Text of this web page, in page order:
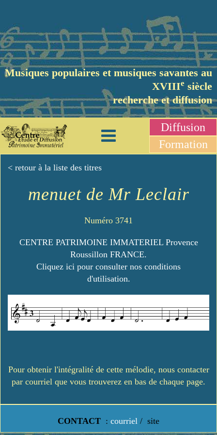
Musiques populaires et musiques savantes au
XVIIIe siècle
recherche et diffusion
Diffusion
Formation
< retour à la liste des titres
menuet de Mr Leclair
Numéro 3741
CENTRE PATRIMOINE IMMATERIEL Provence
Roussillon FRANCE.
Cliquez ici pour consulter nos conditions
d'utilisation.
Pour obtenir l'intégralité de cette mélodie, nous contacter
par courriel que vous trouverez en bas de chaque page.
CONTACT : courriel / site